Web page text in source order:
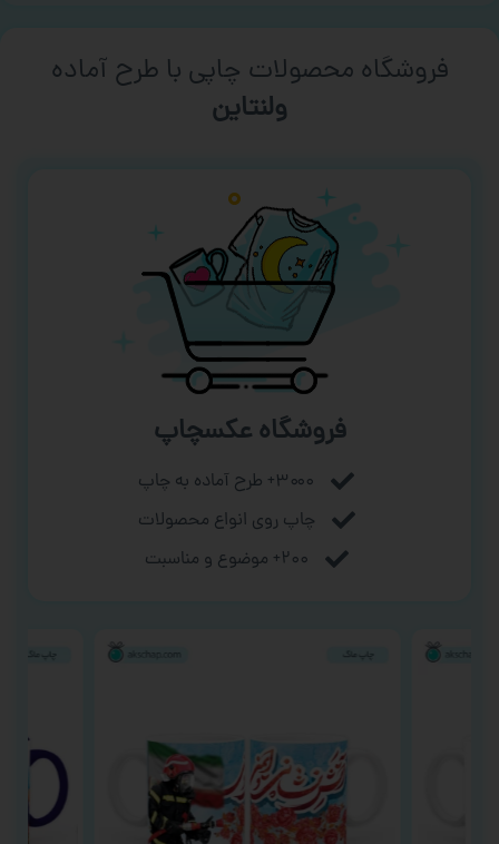
فروشگاه محصولات چاپی با طرح آماده
ورزشی
فروشگاه عکسچاپ
۳۰۰۰+ طرح آماده به چاپ
چاپ روی انواع محصولات
۲۰۰+ موضوع و مناسبت